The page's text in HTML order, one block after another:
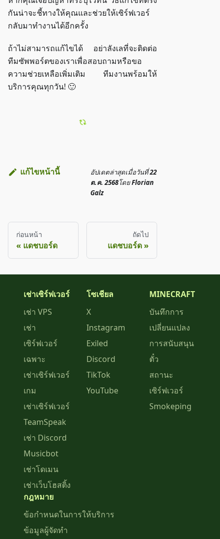
กันน่าจะชี้ทางให้คุณและช่วยให้เซิร์ฟเวอร์
กลับมาทำงานได้อีกครั้ง
ถ้าไม่สามารถแก้ไขได้ อย่าลังเลที่จะติดต่อ
ทีมซัพพอร์ตของเราเพื่อสอบถามหรือขอ
ความช่วยเหลือเพิ่มเติม ทีมงานพร้อมให้
บริการคุณทุกวัน! 🙂
แก้ไขหน้านี้ อัปเดตล่าสุดเมื่อวันที่22
ต.ค. 2568โดยFlorian
Galz
ก่อนหน้า
แดชบอร์ด
ถัดไป
แดชบอร์ด
เช่าเซิร์ฟเวอร์
เช่า VPS
เช่า
เซิร์ฟเวอร์
เฉพาะ
เช่าเซิร์ฟเวอร์
เกม
เช่าเซิร์ฟเวอร์
TeamSpeak
เช่า Discord
Musicbot
เช่าโดเมน
เช่าเว็บโฮสติ้ง
โซเชียล
X
Instagram
Exiled
Discord
TikTok
YouTube
MINECRAFT
บันทึกการ
เปลี่ยนแปลง
การสนับสนุน
ตั๋ว
สถานะ
เซิร์ฟเวอร์
Smokeping
กฎหมาย
ข้อกำหนดในการให้บริการ
ข้อมูลผู้จัดทำ